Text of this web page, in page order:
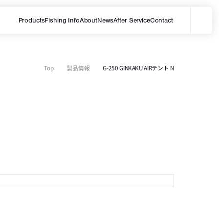
ProductsFishing InfoAboutNewsAfter ServiceContact
サイト内を検索する
Top 製品情報 G-250 GINKAKU AIRテント N